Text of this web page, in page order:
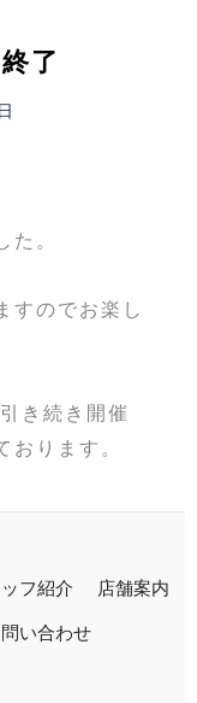
了
た。
すのでお楽し
き続き開催
おります。
フ紹介 店舗案内
い合わせ